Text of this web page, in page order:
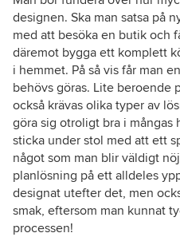
designen. Ska man satsa på
med att besöka en butik och
däremot bygga ett komplett
i hemmet. På så vis får man
behövs göras. Lite beroende
också krävas olika typer av
göra sig otroligt bra i mångas
sticka under stol med att ett
något som man blir väldigt
planlösning på ett alldeles
designat utefter det, men
smak, eftersom man kunnat
processen!